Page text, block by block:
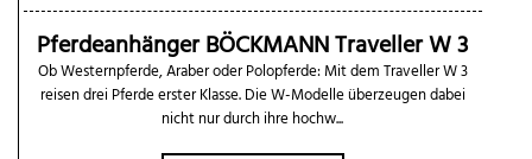
Pferdeanhänger BÖCKMANN Traveller W 3
Ob Westernpferde, Araber oder Polopferde: Mit dem Traveller W 3
reisen drei Pferde erster Klasse. Die W-Modelle überzeugen dabei
nicht nur durch ihre hochw...